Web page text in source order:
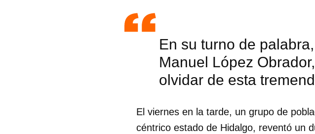
En su turno de
Manuel López
olvidar de esta
El viernes en la tarde, un grupo de
céntrico estado de Hidalgo, reventó un